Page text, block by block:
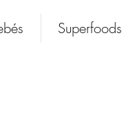
Superfoods